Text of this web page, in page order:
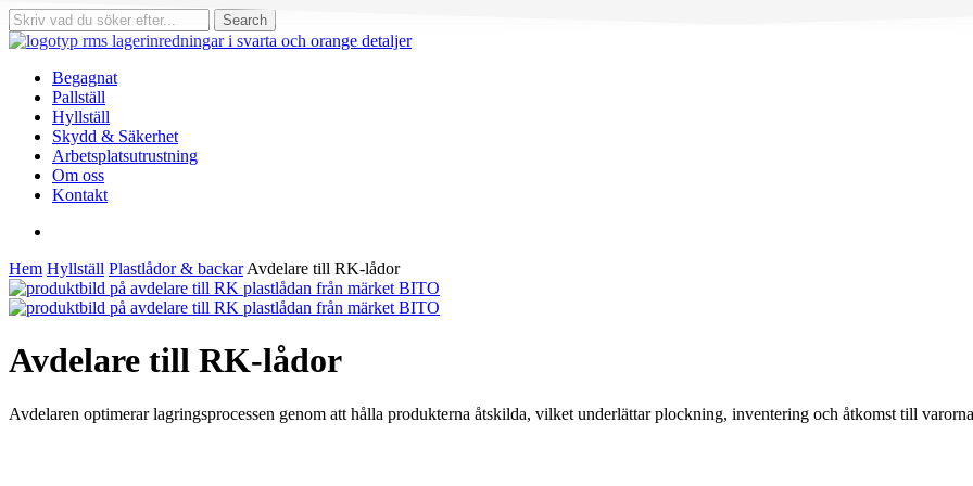
Skip
to
main
content
Search
Close
search
Menu
Begagnat
Pallställ
Hyllställ
Skydd & Säkerhet
Arbetsplatsutrustning
Om oss
Kontakt
Hem Hyllställ Plastlådor & backar Avdelare till RK-lådor
Avdelare till RK-lådor
Avdelaren optimerar lagringsprocessen genom att hålla produkterna åtskilda, vilket underlättar plockning, inventering och åtkomst till